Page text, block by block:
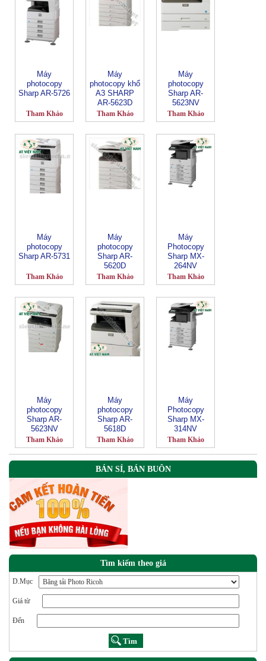
Máy
photocopy
Sharp AR-5726
Tham Khảo
Máy
photocopy khổ
A3 SHARP
AR-5623D
Tham Khảo
Máy
photocopy
Sharp AR-
5623NV
Tham Khảo
Máy
photocopy
Sharp AR-5731
Tham Khảo
Máy
photocopy
Sharp AR-
5620D
Tham Khảo
Máy
Photocopy
Sharp MX-
264NV
Tham Khảo
Máy
photocopy
Sharp AR-
5623NV
Tham Khảo
Máy
photocopy
Sharp AR-
5618D
Tham Khảo
Máy
Photocopy
Sharp MX-
314NV
Tham Khảo
BÁN SỈ, BÁN BUÔN
Tìm kiếm theo giá
D.Mục
Giá từ
Đến